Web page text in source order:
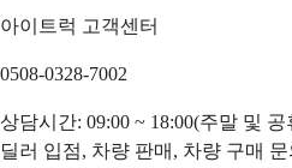
아이트럭 고객센터
0508-0328-7002
상담시간: 09:00 ~ 18:00(주말 및
딜러 입점, 차량 판매, 차량 구매